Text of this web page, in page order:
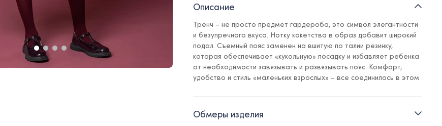
Описание
Тренч – не просто предмет гардероба, это символ элегантности
и безупречного вкуса. Нотку кокетства в образ добавит широкий
подол. Съемный пояс заменен на вшитую по талии резинку,
которая обеспечивает «кукольную» посадку и избавляет ребенка
от необходимости завязывать и развязывать пояс. Комфорт,
удобство и стиль «маленьких взрослых» – все соединилось в этом
Обмеры изделия